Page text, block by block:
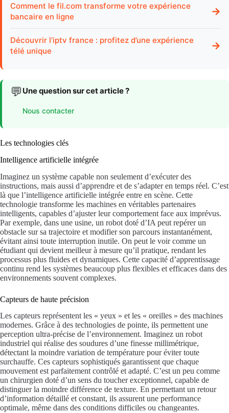
Comment le fil.com transforme votre expérience
bancaire en ligne
→
Découvrir l’iptv france : profitez d’une expérience
télé unique
→
💬 Une question sur cet article ?
Nous contacter
Les technologies clés
Intelligence artificielle intégrée
Imaginez un système capable non seulement d’exécuter des
instructions, mais aussi d’apprendre et de s’adapter en temps réel. C’est
là que l’intelligence artificielle intégrée entre en scène. Cette
technologie transforme les machines en véritables partenaires
intelligents, capables d’ajuster leur comportement face aux imprévus.
Par exemple, dans une usine, un robot doté d’IA peut repérer un
obstacle sur sa trajectoire et modifier son parcours instantanément,
évitant ainsi toute interruption inutile. On peut le voir comme un
étudiant qui devient meilleur à mesure qu’il pratique, rendant les
processus plus fluides et dynamiques. Cette capacité d’apprentissage
continu rend les systèmes beaucoup plus flexibles et efficaces dans des
environnements souvent complexes.
Capteurs de haute précision
Les capteurs représentent les « yeux » et les « oreilles » des machines
modernes. Grâce à des technologies de pointe, ils permettent une
perception ultra-précise de l’environnement. Imaginez un robot
industriel qui réalise des soudures d’une finesse millimétrique,
détectant la moindre variation de température pour éviter toute
surchauffe. Ces capteurs sophistiqués garantissent que chaque
mouvement est parfaitement contrôlé et adapté. C’est un peu comme
un chirurgien doté d’un sens du toucher exceptionnel, capable de
distinguer la moindre différence de texture. En permettant un retour
d’information détaillé et constant, ils assurent une performance
optimale, même dans des conditions difficiles ou changeantes.